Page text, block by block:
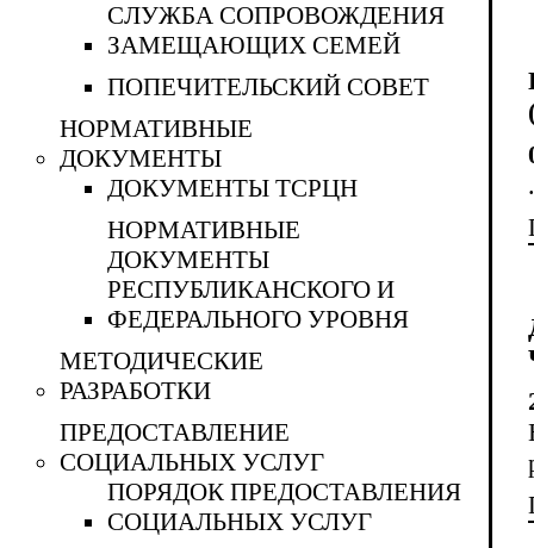
CЛУЖБА СОПРОВОЖДЕНИЯ
ЗАМЕЩАЮЩИХ СЕМЕЙ
ПОПЕЧИТЕЛЬСКИЙ СОВЕТ
НОРМАТИВНЫЕ
ДОКУМЕНТЫ
ДОКУМЕНТЫ ТСРЦН
НОРМАТИВНЫЕ
ДОКУМЕНТЫ
РЕСПУБЛИКАНСКОГО И
ФЕДЕРАЛЬНОГО УРОВНЯ
МЕТОДИЧЕСКИЕ
РАЗРАБОТКИ
ПРЕДОСТАВЛЕНИЕ
СОЦИАЛЬНЫХ УСЛУГ
ПОРЯДОК ПРЕДОСТАВЛЕНИЯ
СОЦИАЛЬНЫХ УСЛУГ